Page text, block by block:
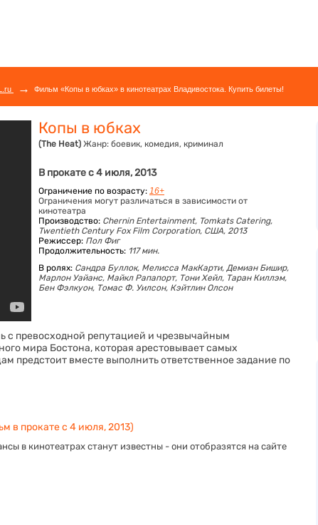
→ Фильм «Копы в юбках» в кинотеатрах Владивостока. Купить билеты!
Копы в юбках
(The Heat) Жанр: боевик, комедия, криминал
В прокате с 4 июля, 2013
Ограничение по возрасту: 16+
Ограничения могут различаться в зависимости от
кинотеатра
Производство: Chernin Entertainment, Tomkats Catering,
Twentieth Century Fox Film Corporation, США, 2013
Режиссер: Пол Фиг
Продолжительность: 117 мин.
В ролях: Сандра Буллок, Мелисса МакКарти, Демиан Бишир,
Марлон Уайанс, Майкл Рапапорт, Тони Хейл, Таран Киллэм,
Бен Фэлкуон, Томас Ф. Уилсон, Кэйтлин Олсон
с превосходной репутацией и чрезвычайным
мира Бостона, которая арестовывает самых
предстоит вместе выполнить ответственное задание по
в прокате с 4 июля, 2013)
в кинотеатрах станут известны - они отобразятся на сайте